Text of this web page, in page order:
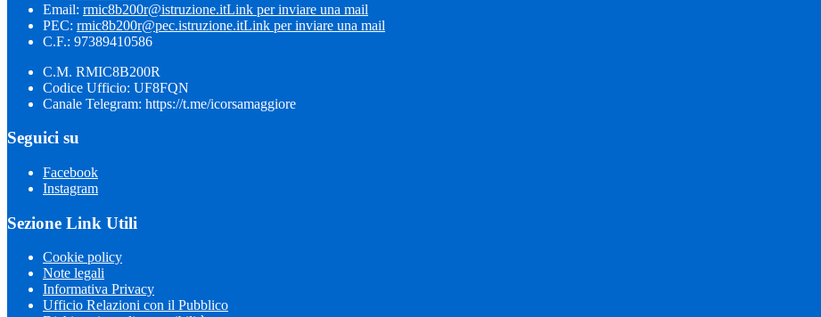
Email: rmic8b200r@istruzione.itLink per inviare una mail
PEC: rmic8b200r@pec.istruzione.itLink per inviare una mail
C.F.: 97389410586
C.M. RMIC8B200R
Codice Ufficio: UF8FQN
Canale Telegram: https://t.me/icorsamaggiore
Seguici su
Facebook
Instagram
Sezione Link Utili
Cookie policy
Note legali
Informativa Privacy
Ufficio Relazioni con il Pubblico